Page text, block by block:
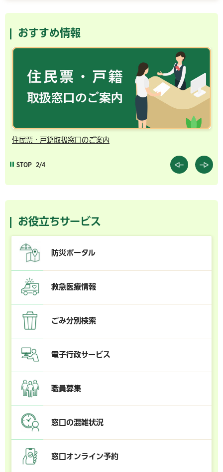
おすすめ情報
住民票・戸籍取扱窓口のご案内
STOP 2/4
お役立ちサービス
防災ポータル
救急医療情報
ごみ分別検索
電子行政サービス
職員募集
窓口の混雑状況
窓口オンライン予約